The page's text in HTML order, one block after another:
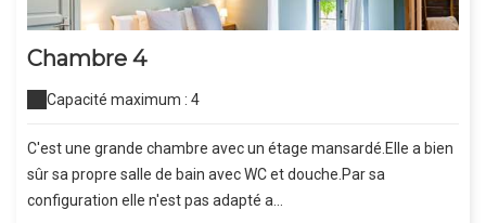
Chambre 4
Capacité maximum : 4
C'est une grande chambre avec un étage mansardé.Elle a bien
sûr sa propre salle de bain avec WC et douche.Par sa
configuration elle n'est pas adapté a...